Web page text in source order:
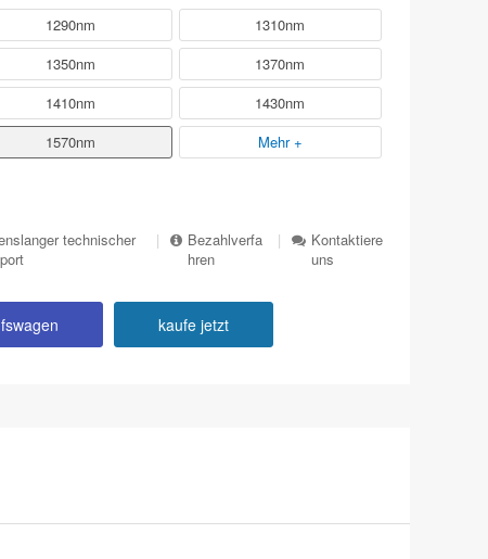
1290nm
1310nm
1350nm
1370nm
1410nm
1430nm
1570nm Mehr +
technischer
|
Bezahlverfa
hren
|
Kontaktiere
uns
kaufe jetzt